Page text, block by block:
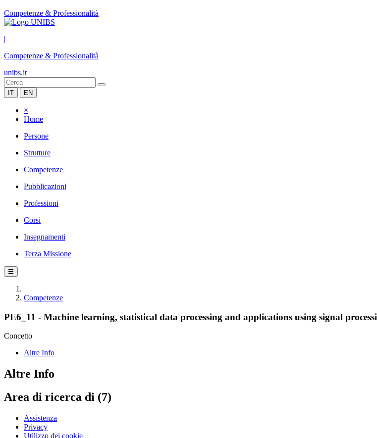
Competenze & Professionalità
|
Competenze & Professionalità
unibs.it
IT EN
×
Home
Persone
Strutture
Competenze
Pubblicazioni
Professioni
Corsi
Insegnamenti
Terza Missione
☰
Competenze
PE6_11 - Machine learning, statistical data processing and applications using signal
Concetto
Altre Info
Altre Info
Area di ricerca di (7)
Assistenza
Privacy
Utilizzo dei cookie